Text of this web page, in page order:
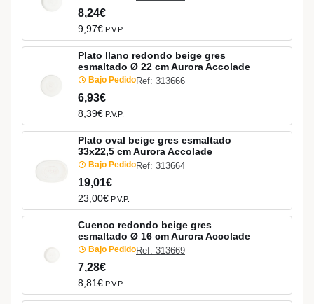
8,24€
9,97€ P.V.P.
Plato llano redondo beige gres
esmaltado Ø 22 cm Aurora Accolade
Bajo PedidoRef: 313666
6,93€
8,39€ P.V.P.
Plato oval beige gres esmaltado
33x22,5 cm Aurora Accolade
Bajo PedidoRef: 313664
19,01€
23,00€ P.V.P.
Cuenco redondo beige gres
esmaltado Ø 16 cm Aurora Accolade
Bajo PedidoRef: 313669
7,28€
8,81€ P.V.P.